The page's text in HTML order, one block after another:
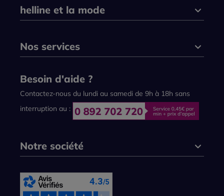
helline et la mode
Nos services
Besoin d'aide ?
Contactez-nous du lundi au samedi de 9h à 18h sans
interruption au :
Notre société